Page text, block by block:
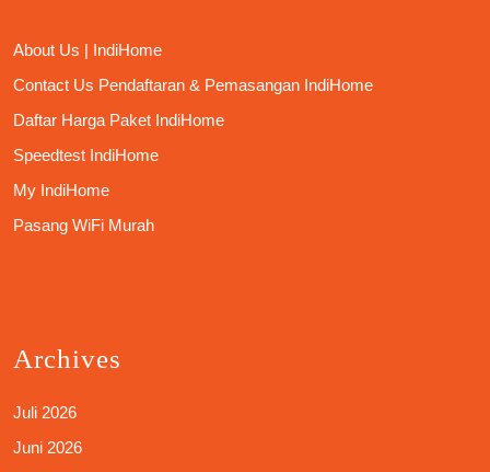
About Us | IndiHome
Contact Us Pendaftaran & Pemasangan IndiHome
Daftar Harga Paket IndiHome
Speedtest IndiHome
My IndiHome
Pasang WiFi Murah
Archives
Juli 2026
Juni 2026